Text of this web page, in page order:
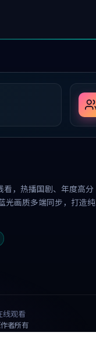
看，热播国剧、年度高分
光画质多端同步，打造纯
线观看
者所有